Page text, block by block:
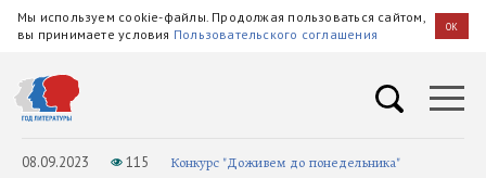
Мы используем cookie-файлы. Продолжая пользоваться сайтом,
вы принимаете условия Пользовательского соглашения OK
08.09.2023 115 Конкурс "Доживем до понедельника"